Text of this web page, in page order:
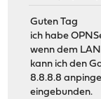
Guten Tag
ich habe
wenn dem
kann ich den
8.8.8.8
eingebunden.